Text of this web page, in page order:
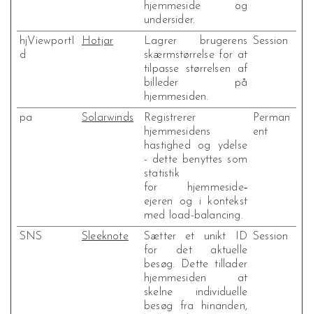
hjemmeside og
undersider.
hjViewportI
d
Hotjar
Lagrer brugerens
skærmstørrelse for at
tilpasse størrelsen af
billeder på
hjemmesiden.
Session
pa Solarwinds
Registrerer
hjemmesidens
hastighed og ydelse
- dette benyttes som
statistik
for hjemmeside‐
ejeren og i kontekst
med load-balancing.
Perman
ent
SNS Sleeknote
Sætter et unikt ID
for det aktuelle
besøg. Dette tillader
hjemmesiden at
skelne individuelle
besøg fra hinanden,
Session